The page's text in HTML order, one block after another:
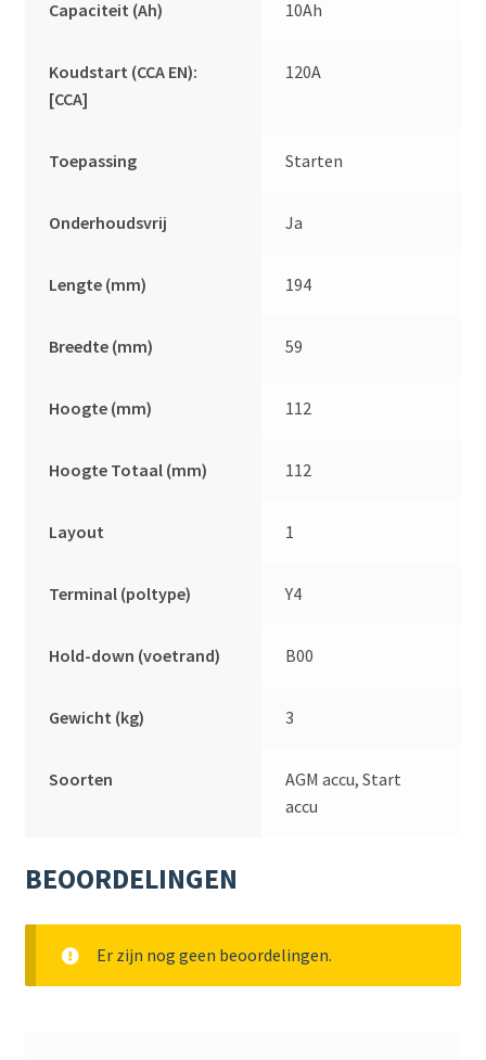
Capaciteit (Ah) 10Ah
Koudstart (CCA EN):
[CCA]
120A
Toepassing Starten
Onderhoudsvrij Ja
Lengte (mm) 194
Breedte (mm) 59
Hoogte (mm) 112
Hoogte Totaal (mm) 112
Layout 1
Terminal (poltype) Y4
Hold-down (voetrand) B00
Gewicht (kg) 3
Soorten
AGM accu, Start
accu
BEOORDELINGEN
Er zijn nog geen beoordelingen.